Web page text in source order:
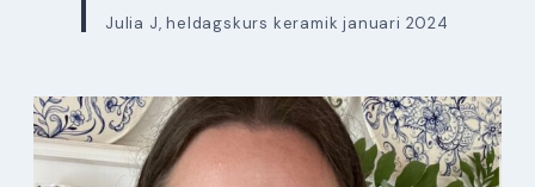
Julia J, heldagskurs keramik januari 2024